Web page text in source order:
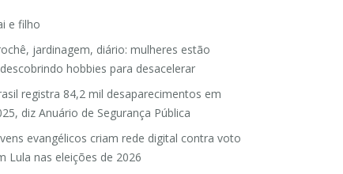
e filho
jardinagem, diário: mulheres estão
hobbies para desacelerar
registra 84,2 mil desaparecimentos em
diz Anuário de Segurança Pública
evangélicos criam rede digital contra voto
Lula nas eleições de 2026